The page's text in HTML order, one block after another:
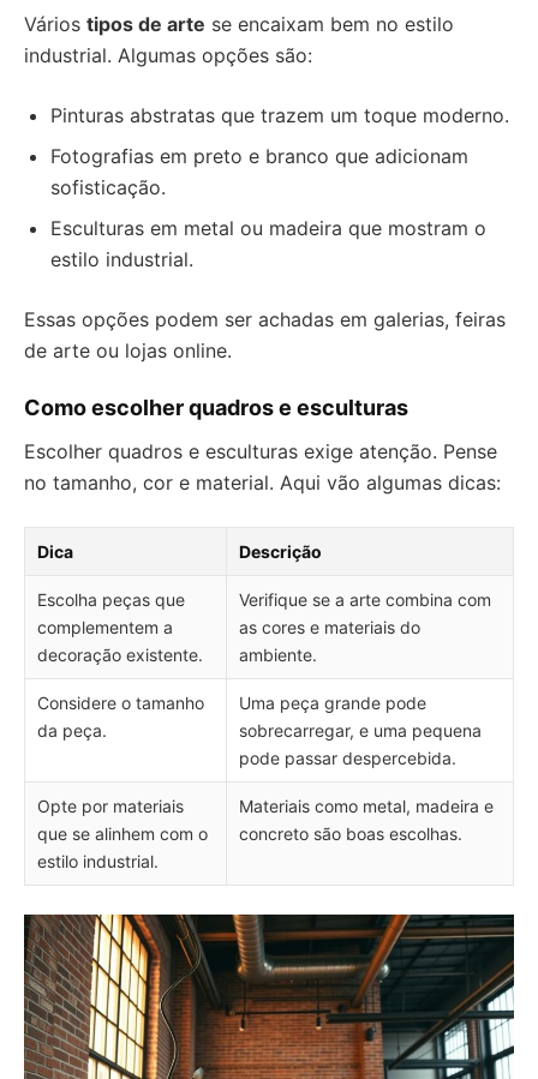
Vários tipos de arte se encaixam bem no estilo
industrial. Algumas opções são:
Pinturas abstratas que trazem um toque moderno.
Fotografias em preto e branco que adicionam
sofisticação.
Esculturas em metal ou madeira que mostram o
estilo industrial.
Essas opções podem ser achadas em galerias, feiras
de arte ou lojas online.
Como escolher quadros e esculturas
Escolher quadros e esculturas exige atenção. Pense
no tamanho, cor e material. Aqui vão algumas dicas:
Dica Descrição
Escolha peças que
complementem a
decoração existente.
Verifique se a arte combina com
as cores e materiais do
ambiente.
Considere o tamanho
da peça.
Uma peça grande pode
sobrecarregar, e uma pequena
pode passar despercebida.
Opte por materiais
que se alinhem com o
estilo industrial.
Materiais como metal, madeira e
concreto são boas escolhas.